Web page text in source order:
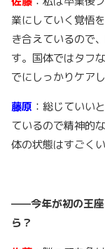
業にしていく覚悟
き合えているので
す。国体ではタフ
でにしっかりケア
藤原 ：総じていい
ているので精神的
体の状態はすごく
——今年が初の王座
ら？